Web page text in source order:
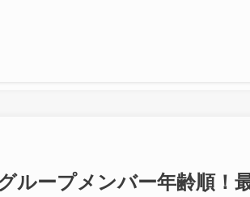
ループメンバー年齢順！